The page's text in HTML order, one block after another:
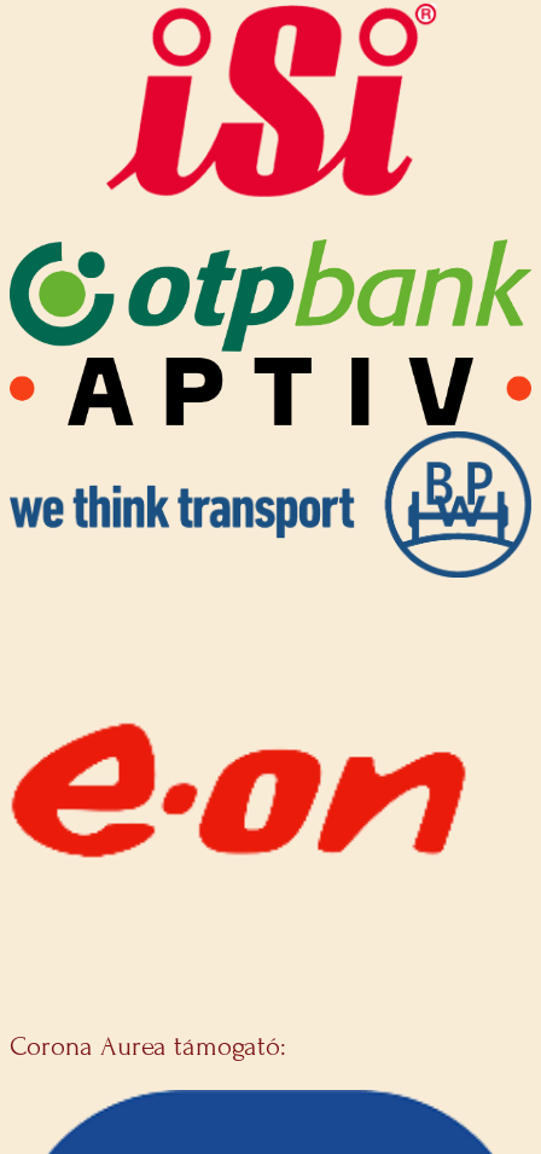
Corona Aurea támogató: